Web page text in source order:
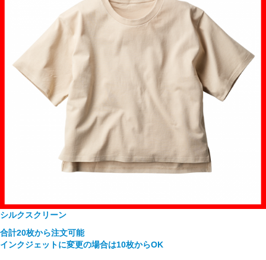
シルクスクリーン
合計20枚から注文可能
インクジェットに変更の場合は10枚からOK